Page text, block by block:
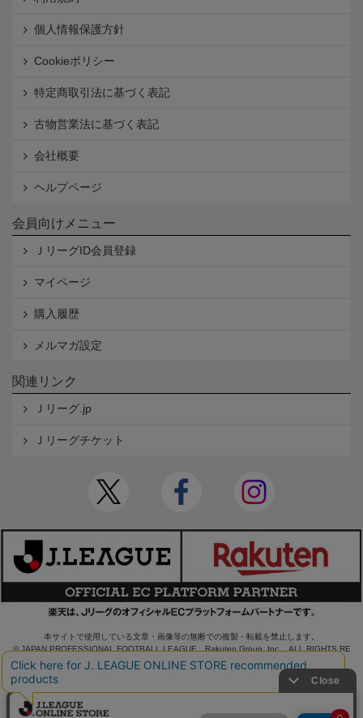
個人情報保護方針
Cookieポリシー
特定商取引法に基づく表記
古物営業法に基づく表記
会社概要
ヘルプページ
会員向けメニュー
ＪリーグID会員登録
マイページ
購入履歴
メルマガ設定
関連リンク
Ｊリーグ.jp
Ｊリーグチケット
本サイトで使用している文章・画像等の無断での複製・転載を禁止します。
© JAPAN PROFESSIONAL FOOTBALL LEAGUE Rakuten Group, Inc. ALL RIGHTS RE
SERVED.